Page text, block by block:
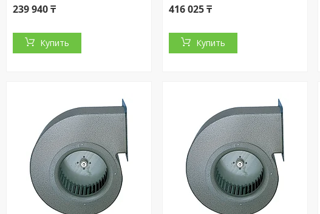
239 940 ₸
Купить
416 025 ₸
Купить